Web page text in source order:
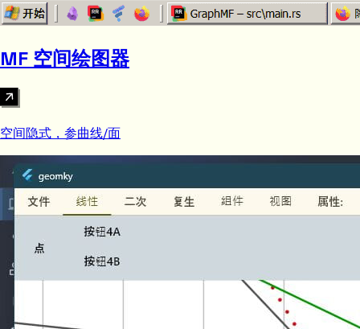
MF 空间绘图器
空间隐式，参曲线/面